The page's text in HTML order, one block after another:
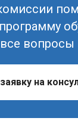
вопросы
на